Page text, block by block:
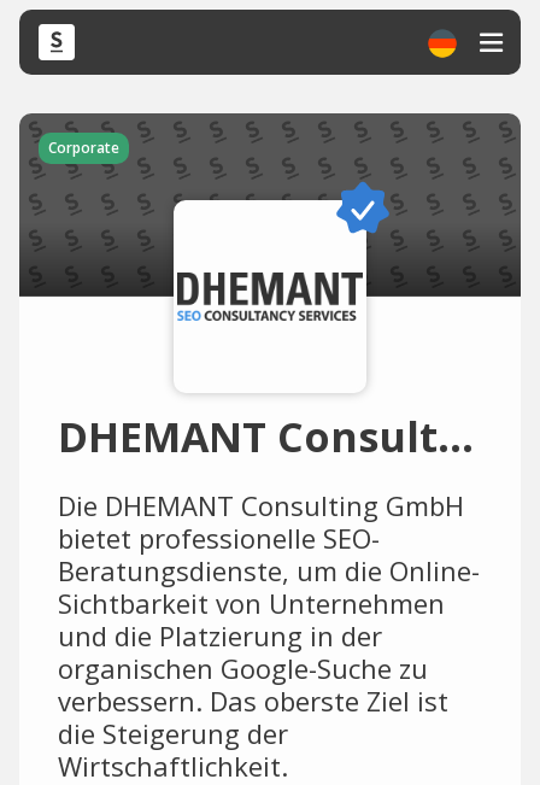
Corporate
DHEMANT Consulting GmbH
Die DHEMANT Consulting GmbH
bietet professionelle SEO-
Beratungsdienste, um die Online-
Sichtbarkeit von Unternehmen
und die Platzierung in der
organischen Google-Suche zu
verbessern. Das oberste Ziel ist
die Steigerung der
Wirtschaftlichkeit.